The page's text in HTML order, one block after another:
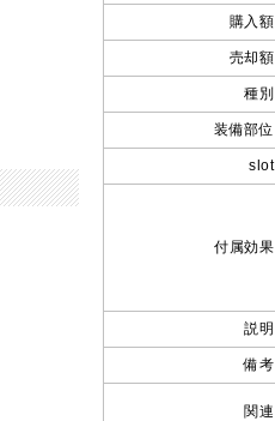
購入額
売却額
種別
装備部位
slot
付属効果
説明
備考
関連